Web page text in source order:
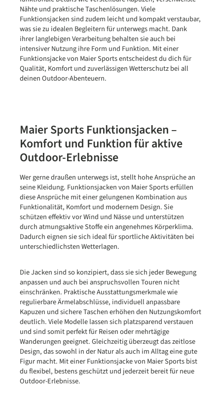
Nähte und praktische Taschenlösungen. Viele
Funktionsjacken sind zudem leicht und kompakt verstaubar,
was sie zu idealen Begleitern für unterwegs macht. Dank
ihrer langlebigen Verarbeitung behalten sie auch bei
intensiver Nutzung ihre Form und Funktion. Mit einer
Funktionsjacke von Maier Sports entscheidest du dich für
Qualität, Komfort und zuverlässigen Wetterschutz bei all
deinen Outdoor-Abenteuern.
Maier Sports Funktionsjacken –
Komfort und Funktion für aktive
Outdoor-Erlebnisse
Wer gerne draußen unterwegs ist, stellt hohe Ansprüche an
seine Kleidung. Funktionsjacken von Maier Sports erfüllen
diese Ansprüche mit einer gelungenen Kombination aus
Funktionalität, Komfort und modernem Design. Sie
schützen effektiv vor Wind und Nässe und unterstützen
durch atmungsaktive Stoffe ein angenehmes Körperklima.
Dadurch eignen sie sich ideal für sportliche Aktivitäten bei
unterschiedlichsten Wetterlagen.
Die Jacken sind so konzipiert, dass sie sich jeder Bewegung
anpassen und auch bei anspruchsvollen Touren nicht
einschränken. Praktische Ausstattungsmerkmale wie
regulierbare Ärmelabschlüsse, individuell anpassbare
Kapuzen und sichere Taschen erhöhen den Nutzungskomfort
deutlich. Viele Modelle lassen sich platzsparend verstauen
und sind somit perfekt für Reisen oder mehrtägige
Wanderungen geeignet. Gleichzeitig überzeugt das zeitlose
Design, das sowohl in der Natur als auch im Alltag eine gute
Figur macht. Mit einer Funktionsjacke von Maier Sports bist
du flexibel, bestens geschützt und jederzeit bereit für neue
Outdoor-Erlebnisse.